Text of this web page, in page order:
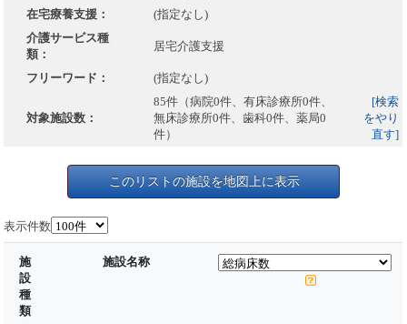
在宅療養支援：
(指定なし)
介護サービス種
類：
居宅介護支援
フリーワード： (指定なし)
対象施設数：
85件（病院0件、有床診療所0件、
無床診療所0件、歯科0件、薬局0
件）
[検索
をやり
直す]
このリストの施設を地図上に表示
表示件数
施
設
種
類
施設名称